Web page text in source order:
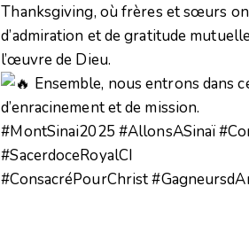
Thanksgiving, où frères et sœurs
d’admiration et de gratitude
l’œuvre de Dieu.
Ensemble, nous entrons dans
d’enracinement et de mission.
#MontSinai2025 #AllonsASinaï
#SacerdoceRoyalCI
#ConsacréPourChrist